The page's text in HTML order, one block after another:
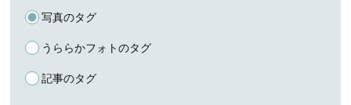
写真のタグ
うららかフォトのタグ
記事のタグ